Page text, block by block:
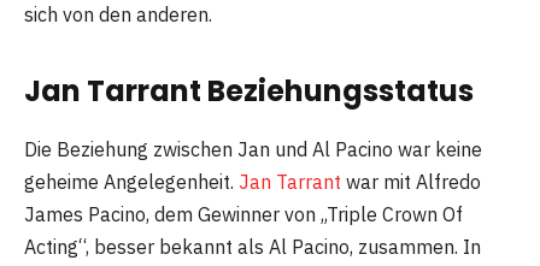
sich von den anderen.
Jan Tarrant Beziehungsstatus
Die Beziehung zwischen Jan und Al Pacino war keine
geheime Angelegenheit. Jan Tarrant war mit Alfredo
James Pacino, dem Gewinner von „Triple Crown Of
Acting“, besser bekannt als Al Pacino, zusammen. In